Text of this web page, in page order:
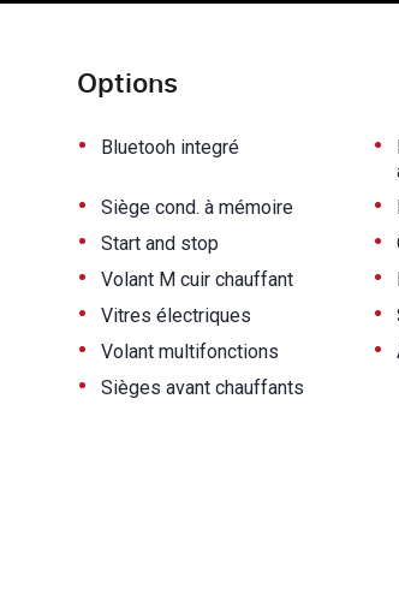
Options
• Bluetooh integré •
• Siège cond. à mémoire •
• Start and stop •
• Volant M cuir chauffant •
• Vitres électriques •
• Volant multifonctions •
• Sièges avant chauffants